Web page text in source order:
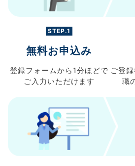
STEP.1
無料お申込み
登録フォームから 1分ほどで
ご入力 いただけます
ご登録
職